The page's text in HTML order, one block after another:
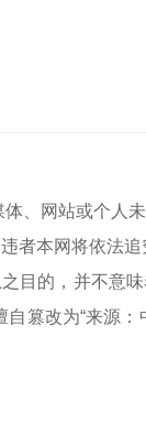
体、网站或个人
者本网将依法追
目的，并不意
篡改为“来源：